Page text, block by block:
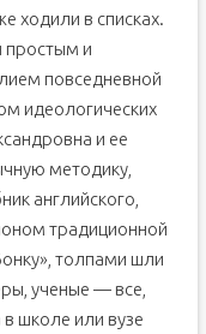
ходили в списках.
простым и
повседневной
идеологических
и ее
методику,
английского,
традиционной
толпами шли
ученые — все,
школе или вузе